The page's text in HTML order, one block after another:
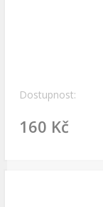
Dostupnost:
160 Kč